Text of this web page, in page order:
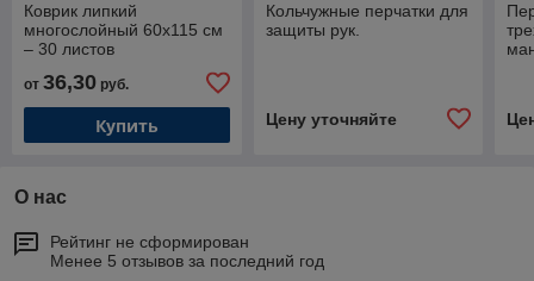
Коврик липкий
многослойный 60х115 см
– 30 листов
от 36,30 руб.
Купить
Кольчужные перчатки для
защиты рук.
Цену уточняйте
О нас
Рейтинг не сформирован
Менее 5 отзывов за последний год